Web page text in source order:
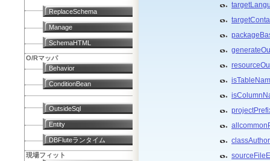
classAuthor
ReplaceSchema
Manage
SchemaHTML
O/Rマッパ
Behavior
ConditionBean
OutsideSql
Entity
DBFluteランタイム
現場フィット